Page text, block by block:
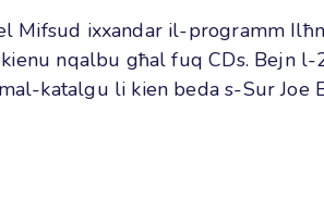
Mifsud ixxandar il-programm
nqalbu għal fuq CDs. Bejn
katalgu li kien beda s-Sur Joe